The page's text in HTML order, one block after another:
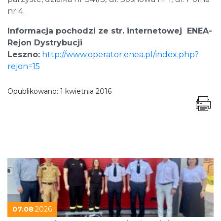
nr 4.
Informacja pochodzi ze str. internetowej ENEA-
Rejon Dystrybucji
Leszno: http://www.operator.enea.pl/index.php?
rejon=15
Opublikowano: 1 kwietnia 2016
07.08.2026